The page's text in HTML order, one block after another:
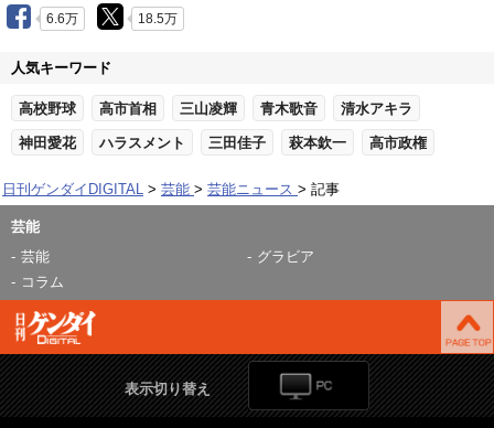
6.6万 18.5万
人気キーワード
高校野球 高市首相 三山凌輝 青木歌音 清水アキラ
神田愛花 ハラスメント 三田佳子 萩本欽一 高市政権
日刊ゲンダイDIGITAL 芸能 芸能ニュース 記事
芸能
芸能
グラビア
コラム
表示切り替え